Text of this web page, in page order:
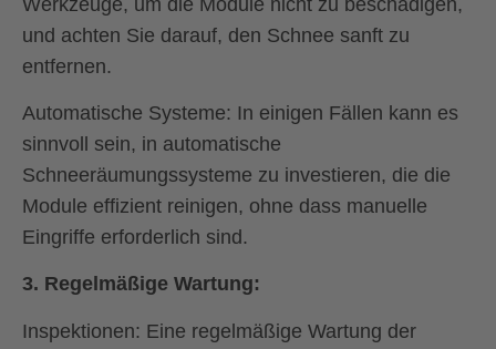
und achten Sie darauf, den Schnee sanft zu
entfernen.
Automatische Systeme: In einigen Fällen kann es
sinnvoll sein, in automatische
Schneeräumungssysteme zu investieren, die die
Module effizient reinigen, ohne dass manuelle
Eingriffe erforderlich sind.
3. Regelmäßige Wartung:
Inspektionen: Eine regelmäßige Wartung der